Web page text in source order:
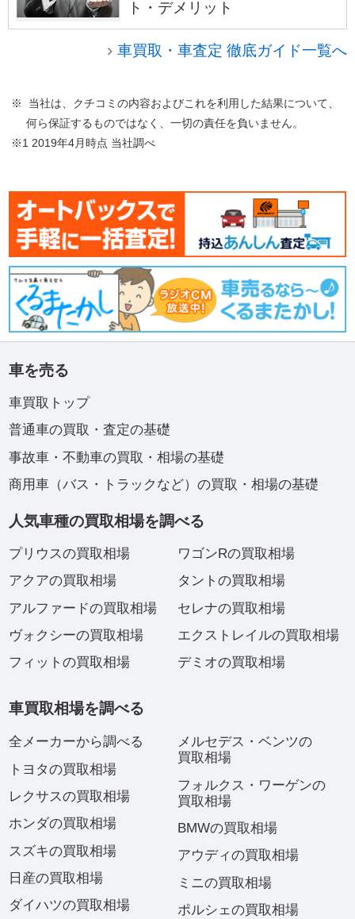
ト・デメリット
車買取・車査定 徹底ガイド一覧へ
※ 当社は、クチコミの内容およびこれを利用した結果について、
何ら保証するものではなく、一切の責任を負いません。
※1 2019年4月時点 当社調べ
車を売る
車買取トップ
普通車の買取・査定の基礎
事故車・不動車の買取・相場の基礎
商用車（バス・トラックなど）の買取・相場の基礎
人気車種の買取相場を調べる
プリウスの買取相場
アクアの買取相場
アルファードの買取相場
ヴォクシーの買取相場
フィットの買取相場
ワゴンRの買取相場
タントの買取相場
セレナの買取相場
エクストレイルの買取相場
デミオの買取相場
車買取相場を調べる
全メーカーから調べる
トヨタの買取相場
レクサスの買取相場
ホンダの買取相場
スズキの買取相場
日産の買取相場
ダイハツの買取相場
メルセデス・ベンツの
買取相場
フォルクス・ワーゲンの
買取相場
BMWの買取相場
アウディの買取相場
ミニの買取相場
ポルシェの買取相場